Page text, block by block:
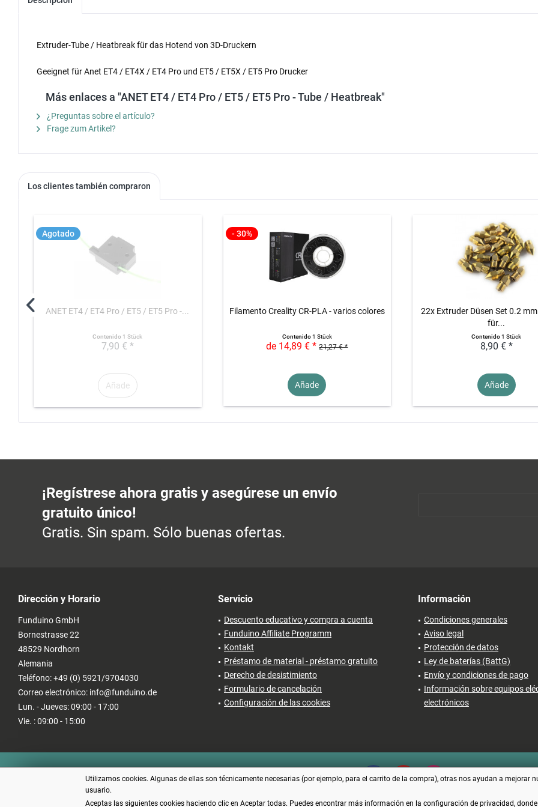
Extruder-Tube / Heatbreak für das Hotend von 3D-Druckern
Geeignet für Anet ET4 / ET4X / ET4 Pro und ET5 / ET5X / ET5 Pro Drucker
Más enlaces a "ANET ET4 / ET4 Pro / ET5 / ET5 Pro - Tube / Heatbreak"
¿Preguntas sobre el artículo?
Frage zum Artikel?
Los clientes también compraron
Agotado
ANET ET4 / ET4 Pro / ET5 / ET5 Pro -...
Contenido 1 Stück
7,90 € *
Añade
- 30%
Filamento Creality CR-PLA - varios colores
Contenido1 Stück
de 14,89 € * 21,27 € *
Añade
22x Extruder Düsen Set 0.2
für...
Contenido1 Stück
8,90 € *
Añade
¡Regístrese ahora gratis y asegúrese un envío
gratuito único!
Gratis. Sin spam. Sólo buenas ofertas.
Dirección y Horario
Funduino GmbH
Bornestrasse 22
48529 Nordhorn
Alemania
Teléfono: +49 (0) 5921/9704030
Correo electrónico: info@funduino.de
Lun. - Jueves: 09:00 - 17:00
Vie. : 09:00 - 15:00
Servicio
Descuento educativo y compra a cuenta
Funduino Affiliate Programm
Kontakt
Préstamo de material - préstamo gratuito
Derecho de desistimiento
Formulario de cancelación
Configuración de las cookies
Información
Condiciones generales
Aviso legal
Protección de datos
Ley de baterías (BattG)
Envío y condiciones de pago
Información sobre equipos
electrónicos
Utilizamos cookies. Algunas de ellas son técnicamente necesarias (por ejemplo, para el carrito de la compra), otras nos ayudan a mejorar
usuario.
Aceptas las siguientes cookies haciendo clic en Aceptar todas. Puedes encontrar más información en la configuración de privacidad,